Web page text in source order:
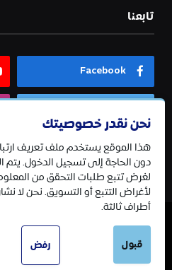
تابعنا
Facebook
Telegram
نحن نقدر خصوصيتك
هذا الموقع يستخدم ملف تعريف
دون الحاجة إلى تسجيل الدخول. يتم
لغرض تتبع طلبات التحقق من
لأغراض التتبع أو التسويق. نحن لا
أطراف ثالثة.
قبول رفض